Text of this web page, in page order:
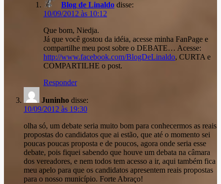
Blog de Linaldo disse:
10/09/2012 às 10:12
Que bom, Niedja.
Já que você gostou da idéia, acesse minha FanPage e
compartilhe meu post sobre o DEBATE… Acesse:
http://www.facebook.com/BlogDeLinaldo, CURTA e
COMPARTILHE o post.
Responder
Juninho disse:
10/09/2012 às 19:30
olha só, um debate seria muito bom para conhecermos as reais
propostas do candidatos que ai estão, que até o momento sei
poucas poucas proposta e de poucos, agora onde seria esse
debate, pois fiquei sabendo que houve um debata na câmara
dos vereadores, e nem todos tem acesso a ir, aqui também fica
meu apelo para que os candidatos apresentem reais propostas
para o nosso município. Forte Abraço!